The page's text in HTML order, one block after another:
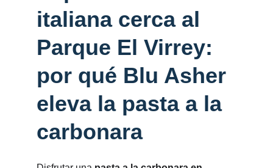
italiana cerca al
Parque El Virrey:
por qué Blu Asher
eleva la pasta a la
carbonara